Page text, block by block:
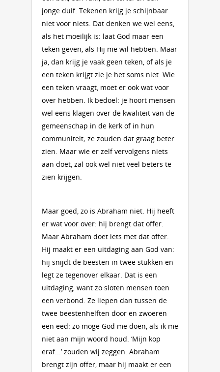
jonge duif. Tekenen krijg je schijnbaar
niet voor niets. Dat denken we wel eens,
als het moeilijk is: laat God maar een
teken geven, als Hij me wil hebben. Maar
ja, dan krijg je vaak geen teken, of als je
een teken krijgt zie je het soms niet. Wie
een teken vraagt, moet er ook wat voor
over hebben. Ik bedoel: je hoort mensen
wel eens klagen over de kwaliteit van de
gemeenschap in de kerk of in hun
communiteit; ze zouden dat graag beter
zien. Maar wie er zelf vervolgens niets
aan doet, zal ook wel niet veel beters te
zien krijgen.
Maar goed, zo is Abraham niet. Hij heeft
er wat voor over: hij brengt dat offer.
Maar Abraham doet iets met dat offer.
Hij maakt er een uitdaging aan God van:
hij snijdt de beesten in twee stukken en
legt ze tegenover elkaar. Dat is een
uitdaging, want zo sloten mensen toen
een verbond. Ze liepen dan tussen de
twee beestenhelften door en zwoeren
een eed: zo moge God me doen, als ik me
niet aan mijn woord houd. ‘Mijn kop
eraf...’ zouden wij zeggen. Abraham
brengt zijn offer, maar hij maakt er een